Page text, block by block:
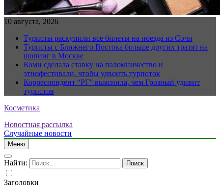
10 августа, 2026
Туристы раскупили все билеты на поезда из Сочи
Туристы с Ближнего Востока больше других тратят на
шопинг в Москве
Коми сделала ставку на паломничество и
этнофестивали, чтобы удвоить турпоток
Корреспондент “РГ” выяснила, чем Грозный удивит
туристов
Косметика
Новостная рассылка
Случайные новости
Меню
Найти:
Заголовки